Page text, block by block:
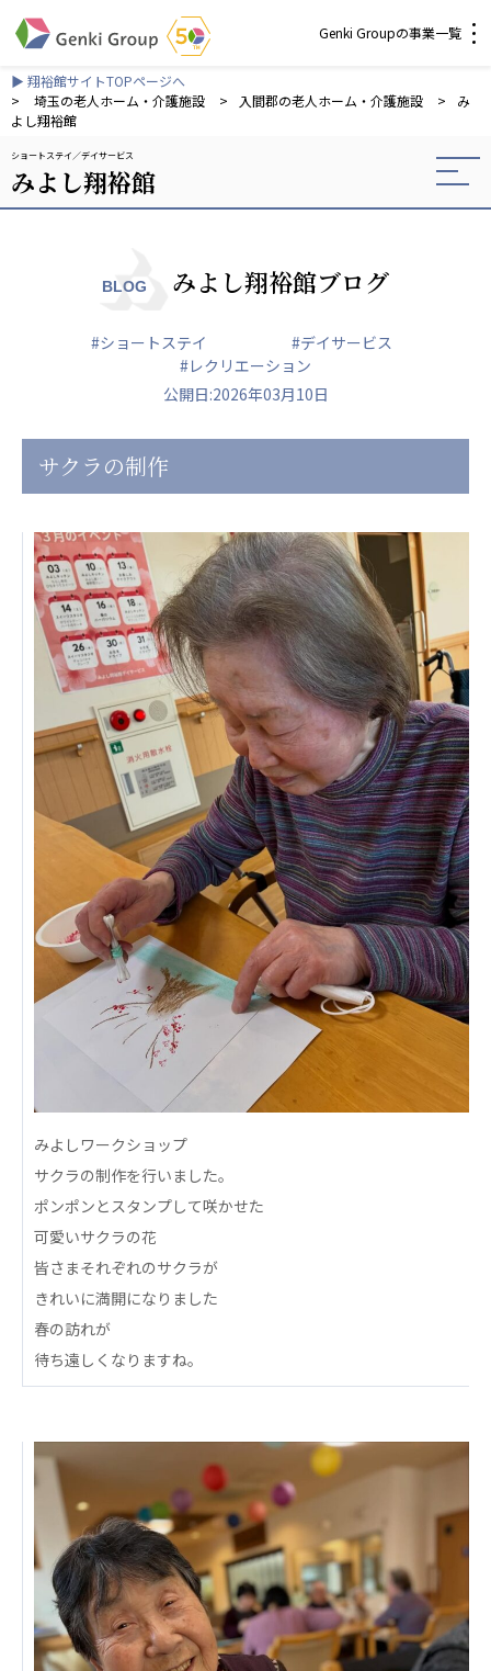
Genki Groupの事業一覧
介護・福祉
社会福祉法人 元気村グループ
社会福祉法人元気村
社会福祉法人長寿の森
株式会社 サンガジャパン
株式会社日本遮蔽技研
株式会社Genkiリレーションズ
一般社団法人 日本高齢者福祉協会
株式会社 爽やかな風沖縄
爽やかな風 中部エリア
爽やかな風 那覇エリア
株式会社 鷹揚館
鷹揚館
社会福祉法人 共生会
特別養護老人ホーム 共生の家
株式会社 アジアメデカ元気事業団
アジアメデカ元気事業団
株式会社 爽やかな風九州
爽やかな風九州
株式会社 七星
七星
社会福祉法人 福ふく
福ふく
株式会社 せきれい
せきれい
社会福祉法人 心の会
心の会
医療（共に生きる仲間達）
聖心美容クリニック
S-Labo（渋谷院）
医療法人社団 デンタルケアコミュニティ
フォレストデンタルクリニック
医療法人 共生会
松園病院介護医療院
複合ケアセンターまつぞの
医療法人社団 鴻愛会
OKP with Life クリニック
こうのすナーシングホーム共生園
あげお共生の家
医療法人 京都翔医会
西京都病院
西京都クリニック
洛桂の郷
桂寿の郷
▶ 翔裕館サイトTOPページへ
>
埼玉の老人ホーム・介護施設 > 入間郡の老人ホーム・介護施設 >
み
よし翔裕館
ショートステイ デイサービス
みよし翔裕館
BLOG みよし翔裕館ブログ
#ショートステイ
#デイサービス
#レクリエーション
公開日:2026年03月10日
サクラの制作
みよしワークショップ
サクラの制作を行いました。
ポンポンとスタンプして咲かせた
可愛いサクラの花
皆さまそれぞれのサクラが
きれいに満開になりました
春の訪れが
待ち遠しくなりますね。